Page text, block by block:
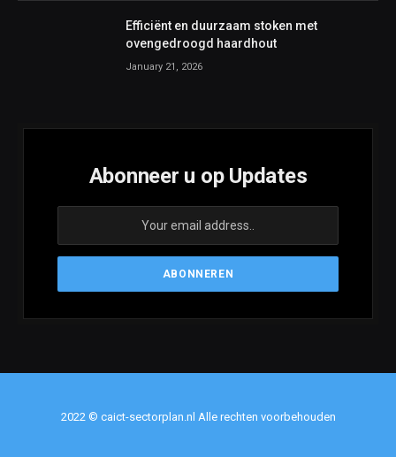
Efficiënt en duurzaam stoken met
ovengedroogd haardhout
January 21, 2026
Abonneer u op Updates
2022 © caict-sectorplan.nl Alle rechten voorbehouden